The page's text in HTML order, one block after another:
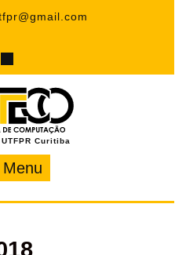
Curitiba
Menu